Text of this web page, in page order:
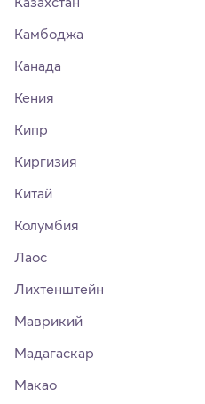
Камбоджа
Канада
Кения
Кипр
Киргизия
Китай
Колумбия
Лаос
Лихтенштейн
Маврикий
Мадагаскар
Макао